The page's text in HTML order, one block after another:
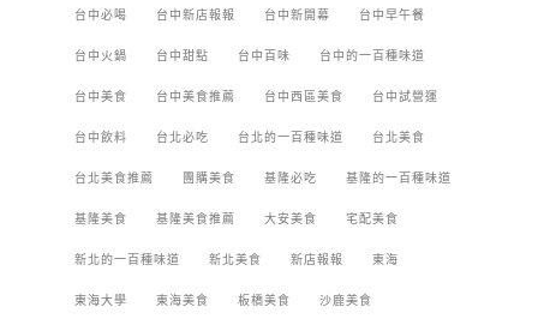
台中必喝 台中新店報報 台中新開幕 台中早午餐
台中火鍋 台中甜點 台中百味 台中的一百種味道
台中美食 台中美食推薦 台中西區美食 台中試營運
台中飲料 台北必吃 台北的一百種味道 台北美食
台北美食推薦 團購美食 基隆必吃 基隆的一百種味道
基隆美食 基隆美食推薦 大安美食 宅配美食
新北的一百種味道 新北美食 新店報報 東海
東海大學 東海美食 板橋美食 沙鹿美食